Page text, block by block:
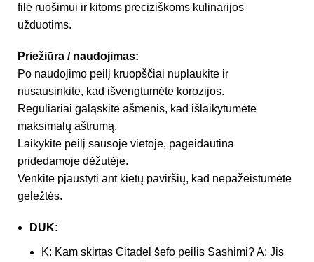
filė ruošimui ir kitoms preciziškoms kulinarijos
užduotims.
Priežiūra / naudojimas:
Po naudojimo peilį kruopščiai nuplaukite ir
nusausinkite, kad išvengtumėte korozijos.
Reguliariai galąskite ašmenis, kad išlaikytumėte
maksimalų aštrumą.
Laikykite peilį sausoje vietoje, pageidautina
pridedamoje dėžutėje.
Venkite pjaustyti ant kietų paviršių, kad nepažeistumėte
geležtės.
DUK:
K: Kam skirtas Citadel šefo peilis Sashimi? A: Jis